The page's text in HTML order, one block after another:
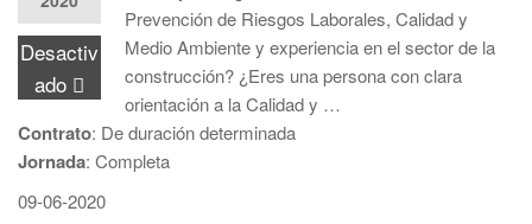
Desactiv
ado
Prevención de Riesgos Laborales, Calidad y
Medio Ambiente y experiencia en el sector de la
construcción? ¿Eres una persona con clara
orientación a la Calidad y …
Contrato: De duración determinada
Jornada: Completa
09-06-2020